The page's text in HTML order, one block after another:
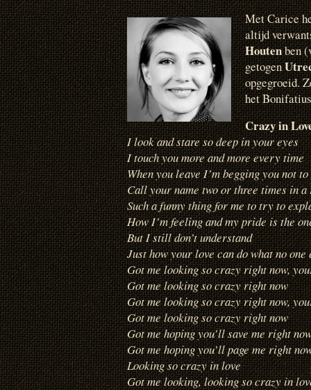
MetCarice
altijd
Houtenben
getogen
opgegroeid.
het
Crazy in
I look and stare so deep in your eyes
I touch you more and more every time
When you leave I’m begging you not to
Call your name two or three times in a
Such a funny thing for me to try to
How I’m feeling and my pride is the
But I still don’t understand
Just how your love can do what no one
Got me looking so crazy right now,
Got me looking so crazy right now
Got me looking so crazy right now,
Got me looking so crazy right now
Got me hoping you’ll save me right
Got me hoping you’ll page me right
Looking so crazy in love
Got me looking, looking so crazy in